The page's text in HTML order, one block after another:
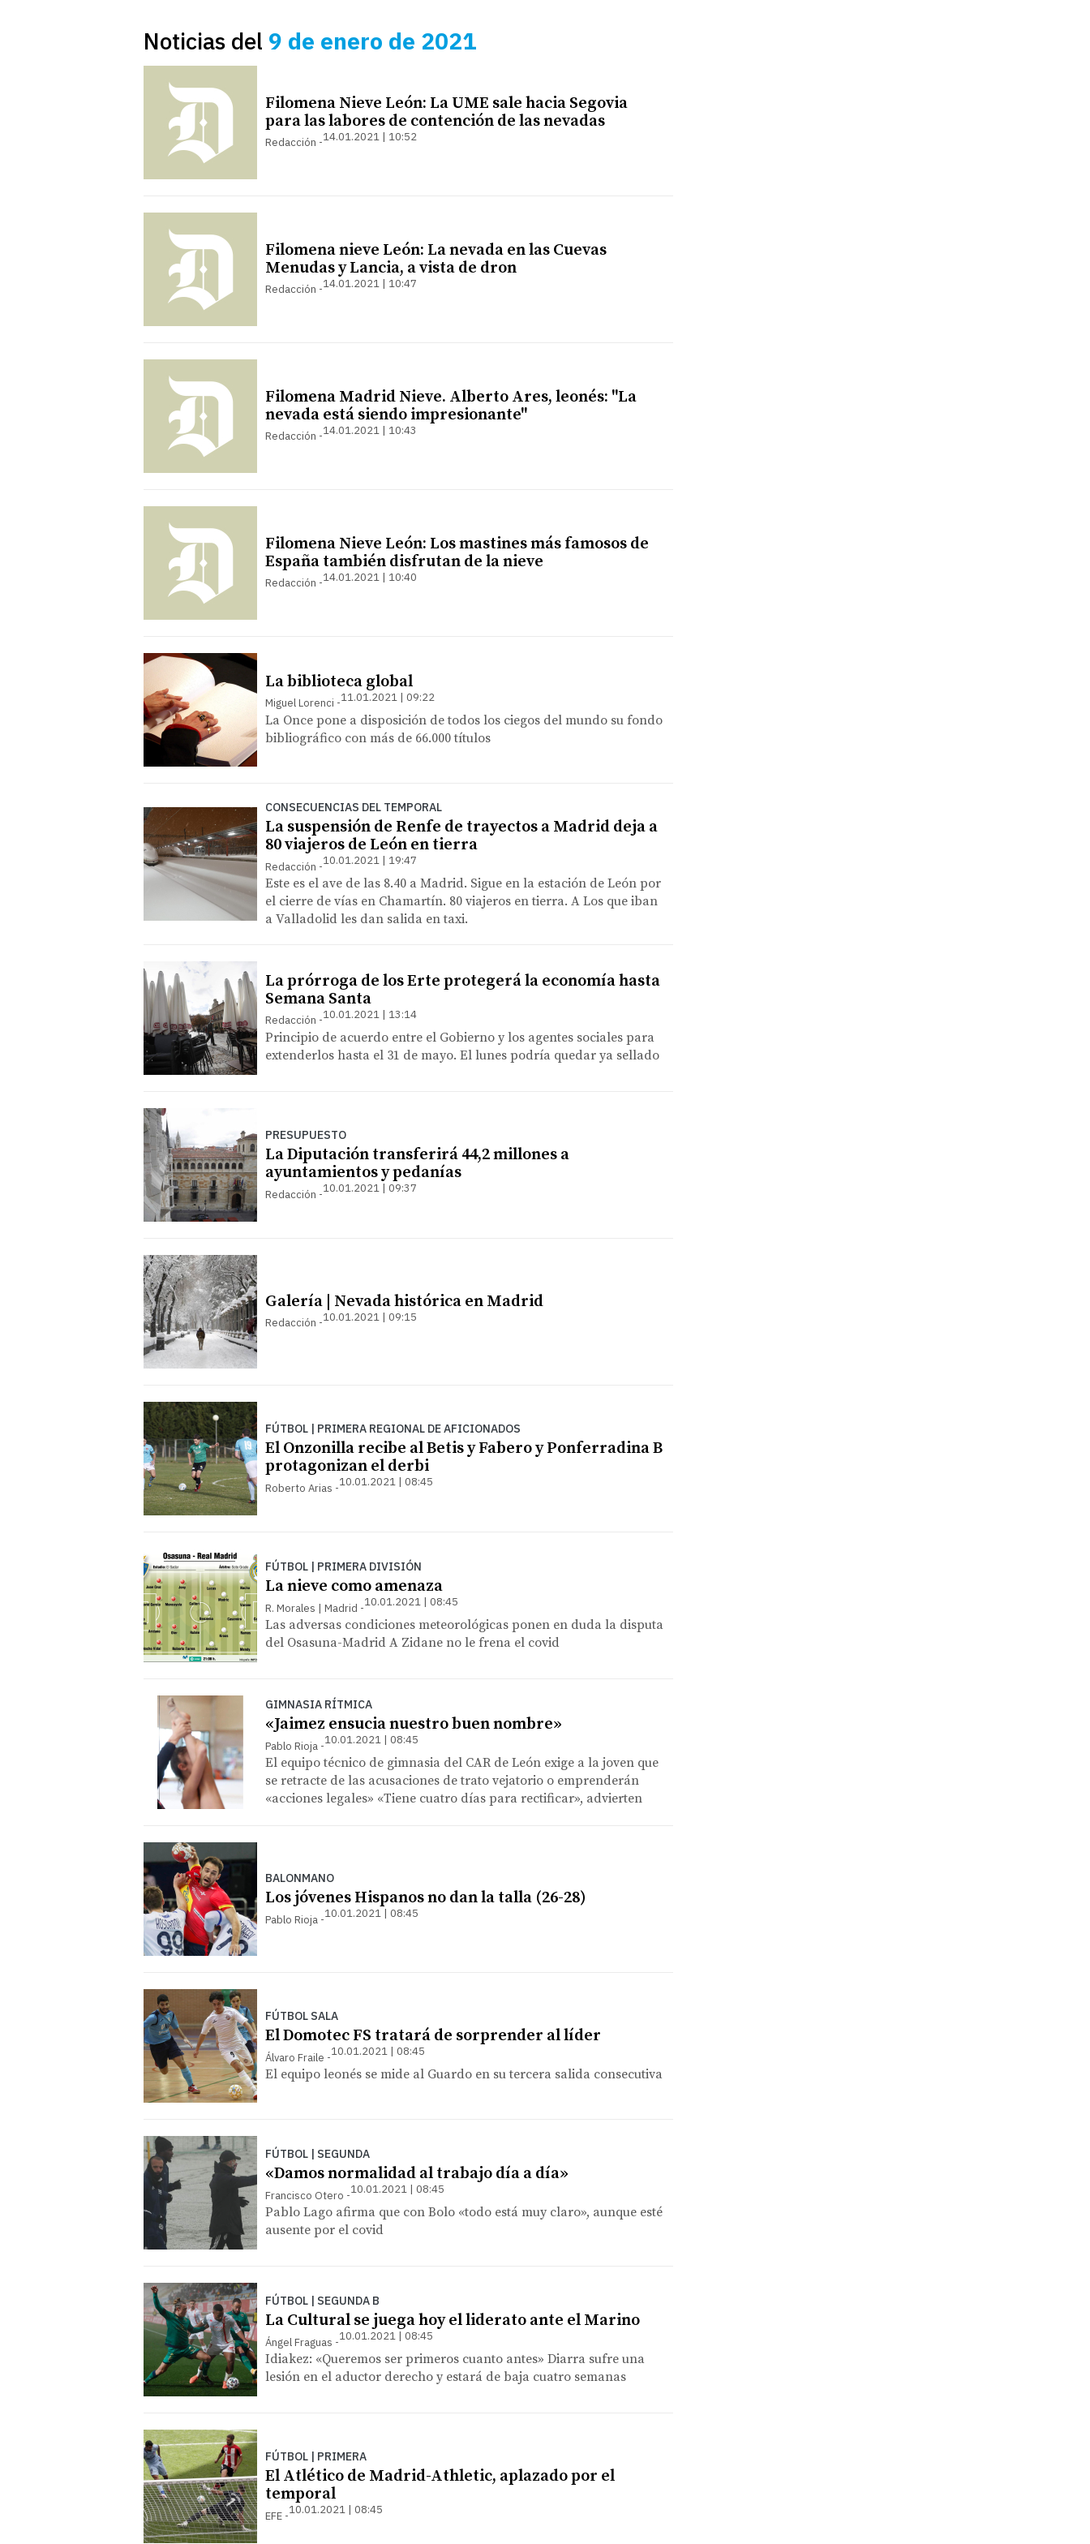
Noticias del 9 de enero de 2021
Filomena Nieve León: La UME sale hacia Segovia
para las labores de contención de las nevadas
Redacción 14.01.2021 | 10:52
Filomena nieve León: La nevada en las Cuevas
Menudas y Lancia, a vista de dron
Redacción 14.01.2021 | 10:47
Filomena Madrid Nieve. Alberto Ares, leonés: "La
nevada está siendo impresionante"
Redacción 14.01.2021 | 10:43
Filomena Nieve León: Los mastines más famosos de
España también disfrutan de la nieve
Redacción 14.01.2021 | 10:40
La biblioteca global
Miguel Lorenci 11.01.2021 | 09:22
La Once pone a disposición de todos los ciegos del mundo su fondo
bibliográfico con más de 66.000 títulos
CONSECUENCIAS DEL TEMPORAL
La suspensión de Renfe de trayectos a Madrid deja a
80 viajeros de León en tierra
Redacción 10.01.2021 | 19:47
Este es el ave de las 8.40 a Madrid. Sigue en la estación de León por
el cierre de vías en Chamartín. 80 viajeros en tierra. A Los que iban
a Valladolid les dan salida en taxi.
La prórroga de los Erte protegerá la economía hasta
Semana Santa
Redacción 10.01.2021 | 13:14
Principio de acuerdo entre el Gobierno y los agentes sociales para
extenderlos hasta el 31 de mayo. El lunes podría quedar ya sellado
PRESUPUESTO
La Diputación transferirá 44,2 millones a
ayuntamientos y pedanías
Redacción 10.01.2021 | 09:37
Galería | Nevada histórica en Madrid
Redacción 10.01.2021 | 09:15
FÚTBOL | PRIMERA REGIONAL DE AFICIONADOS
El Onzonilla recibe al Betis y Fabero y Ponferradina B
protagonizan el derbi
Roberto Arias 10.01.2021 | 08:45
FÚTBOL | PRIMERA DIVISIÓN
La nieve como amenaza
R. Morales | Madrid 10.01.2021 | 08:45
Las adversas condiciones meteorológicas ponen en duda la disputa
del Osasuna-Madrid A Zidane no le frena el covid
GIMNASIA RÍTMICA
«Jaimez ensucia nuestro buen nombre»
Pablo Rioja 10.01.2021 | 08:45
El equipo técnico de gimnasia del CAR de León exige a la joven que
se retracte de las acusaciones de trato vejatorio o emprenderán
«acciones legales» «Tiene cuatro días para rectificar», advierten
BALONMANO
Los jóvenes Hispanos no dan la talla (26-28)
Pablo Rioja 10.01.2021 | 08:45
FÚTBOL SALA
El Domotec FS tratará de sorprender al líder
Álvaro Fraile 10.01.2021 | 08:45
El equipo leonés se mide al Guardo en su tercera salida consecutiva
FÚTBOL | SEGUNDA
«Damos normalidad al trabajo día a día»
Francisco Otero 10.01.2021 | 08:45
Pablo Lago afirma que con Bolo «todo está muy claro», aunque esté
ausente por el covid
FÚTBOL | SEGUNDA B
La Cultural se juega hoy el liderato ante el Marino
Ángel Fraguas 10.01.2021 | 08:45
Idiakez: «Queremos ser primeros cuanto antes» Diarra sufre una
lesión en el aductor derecho y estará de baja cuatro semanas
FÚTBOL | PRIMERA
El Atlético de Madrid-Athletic, aplazado por el
temporal
EFE 10.01.2021 | 08:45